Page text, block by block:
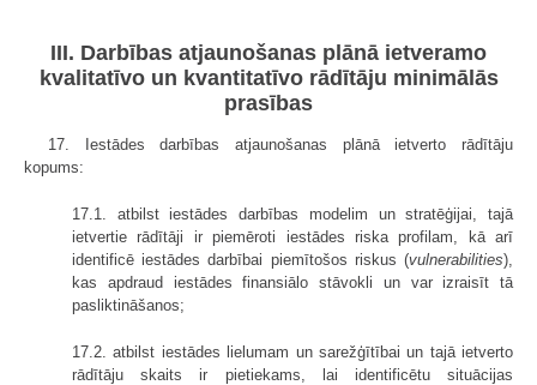
III. Darbības atjaunošanas plānā ietveramo
kvalitatīvo un kvantitatīvo rādītāju minimālās
prasības
17. Iestādes darbības atjaunošanas plānā ietverto rādītāju
kopums:
17.1. atbilst iestādes darbības modelim un stratēģijai, tajā
ietvertie rādītāji ir piemēroti iestādes riska profilam, kā arī
identificē iestādes darbībai piemītošos riskus (vulnerabilities),
kas apdraud iestādes finansiālo stāvokli un var izraisīt tā
pasliktināšanos;
17.2. atbilst iestādes lielumam un sarežģītībai un tajā ietverto
rādītāju skaits ir pietiekams, lai identificētu situācijas